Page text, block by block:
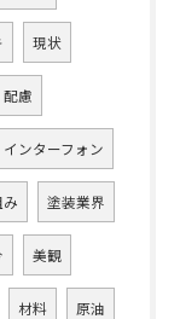
現状
配慮
インターフォン
塗装業界
美観
材料 原油